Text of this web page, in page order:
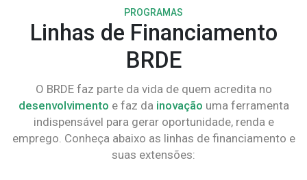
PROGRAMAS
Linhas de Financiamento
BRDE
O BRDE faz parte da vida de quem acredita no
desenvolvimento e faz da inovação uma ferramenta
indispensável para gerar oportunidade, renda e
emprego. Conheça abaixo as linhas de financiamento e
suas extensões: